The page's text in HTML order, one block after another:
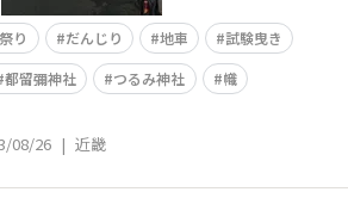
祭り だんじり 地車
試験曳き
都留彌神社 つるみ神社 幟
08/26 | 近畿